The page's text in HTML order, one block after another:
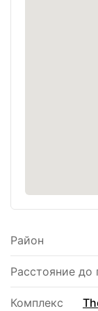
Район
Расстояние до
Комплекс